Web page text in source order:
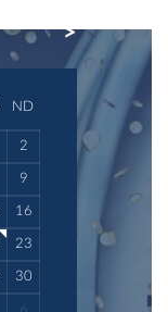
NEXT
ND
2
9
16
23
30